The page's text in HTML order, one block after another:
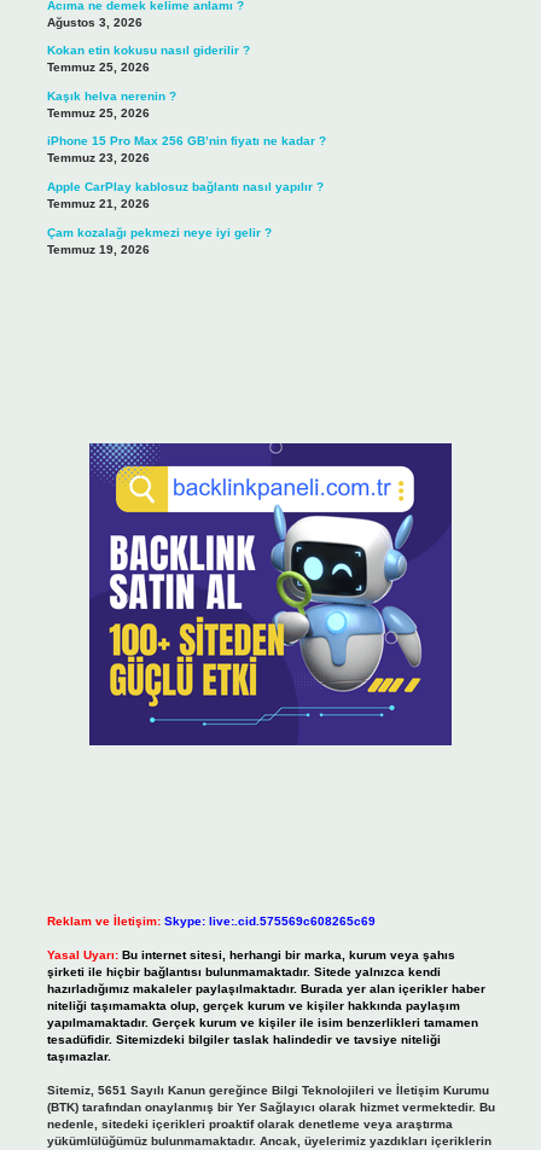
Acıma ne demek kelime anlamı ?
Ağustos 3, 2026
Kokan etin kokusu nasıl giderilir ?
Temmuz 25, 2026
Kaşık helva nerenin ?
Temmuz 25, 2026
iPhone 15 Pro Max 256 GB’nin fiyatı ne kadar ?
Temmuz 23, 2026
Apple CarPlay kablosuz bağlantı nasıl yapılır ?
Temmuz 21, 2026
Çam kozalağı pekmezi neye iyi gelir ?
Temmuz 19, 2026
Reklam ve İletişim: Skype: live:.cid.575569c608265c69
Yasal Uyarı: Bu internet sitesi, herhangi bir marka, kurum veya şahıs
şirketi ile hiçbir bağlantısı bulunmamaktadır. Sitede yalnızca kendi
hazırladığımız makaleler paylaşılmaktadır. Burada yer alan içerikler haber
niteliği taşımamakta olup, gerçek kurum ve kişiler hakkında paylaşım
yapılmamaktadır. Gerçek kurum ve kişiler ile isim benzerlikleri tamamen
tesadüfidir. Sitemizdeki bilgiler taslak halindedir ve tavsiye niteliği
taşımazlar.
Sitemiz, 5651 Sayılı Kanun gereğince Bilgi Teknolojileri ve İletişim Kurumu
(BTK) tarafından onaylanmış bir Yer Sağlayıcı olarak hizmet vermektedir. Bu
nedenle, sitedeki içerikleri proaktif olarak denetleme veya araştırma
yükümlülüğümüz bulunmamaktadır. Ancak, üyelerimiz yazdıkları içeriklerin